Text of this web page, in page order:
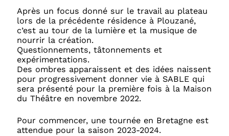
Après un focus donné sur le travail au plateau
lors de la précédente résidence à Plouzané,
c’est au tour de la lumière et la musique de
nourrir la création.
Questionnements, tâtonnements et
expérimentations.
Des ombres apparaissent et des idées naissent
pour progressivement donner vie à SABLE qui
sera présenté pour la première fois à la Maison
du Théâtre en novembre 2022.
Pour commencer, une tournée en Bretagne est
attendue pour la saison 2023-2024.